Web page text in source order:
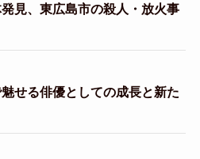
見、東広島市の殺人・放火事
せる俳優としての成長と新た